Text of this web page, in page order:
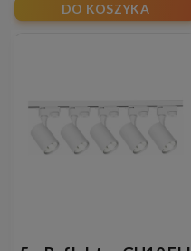
DO KOSZYKA